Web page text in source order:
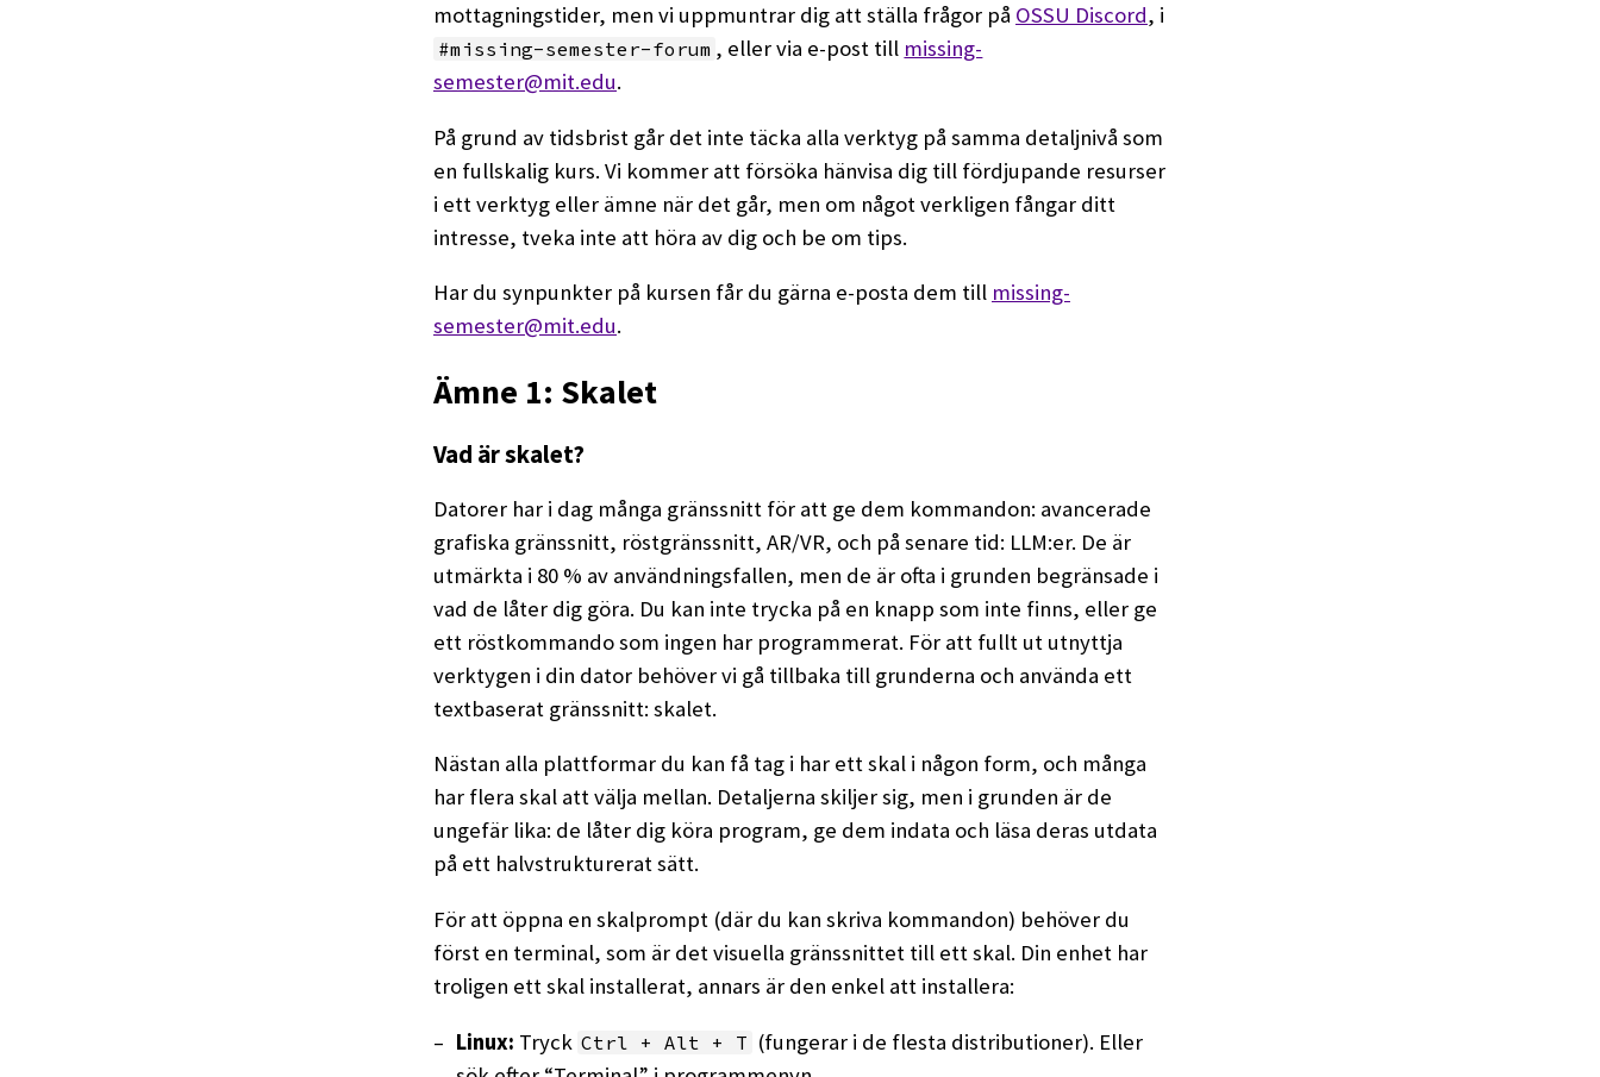
mottagningstider, men vi uppmuntrar dig att ställa frågor på OSSU Discord, i
#missing-semester-forum , eller via e-post till missing-
semester@mit.edu.
På grund av tidsbrist går det inte täcka alla verktyg på samma detaljnivå som
en fullskalig kurs. Vi kommer att försöka hänvisa dig till fördjupande resurser
i ett verktyg eller ämne när det går, men om något verkligen fångar ditt
intresse, tveka inte att höra av dig och be om tips.
Har du synpunkter på kursen får du gärna e-posta dem till missing-
semester@mit.edu.
Ämne 1: Skalet
Vad är skalet?
Datorer har i dag många gränssnitt för att ge dem kommandon: avancerade
grafiska gränssnitt, röstgränssnitt, AR/VR, och på senare tid: LLM:er. De är
utmärkta i 80 % av användningsfallen, men de är ofta i grunden begränsade i
vad de låter dig göra. Du kan inte trycka på en knapp som inte finns, eller ge
ett röstkommando som ingen har programmerat. För att fullt ut utnyttja
verktygen i din dator behöver vi gå tillbaka till grunderna och använda ett
textbaserat gränssnitt: skalet.
Nästan alla plattformar du kan få tag i har ett skal i någon form, och många
har flera skal att välja mellan. Detaljerna skiljer sig, men i grunden är de
ungefär lika: de låter dig köra program, ge dem indata och läsa deras utdata
på ett halvstrukturerat sätt.
För att öppna en skalprompt (där du kan skriva kommandon) behöver du
först en terminal, som är det visuella gränssnittet till ett skal. Din enhet har
troligen ett skal installerat, annars är den enkel att installera:
Linux: Tryck Ctrl + Alt + T (fungerar i de flesta distributioner). Eller